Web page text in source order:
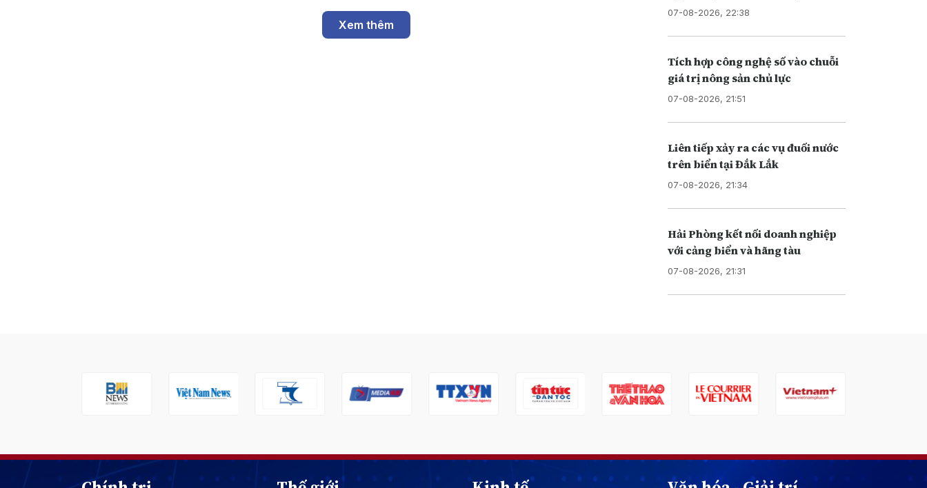
Xem thêm
07-08-2026, 22:38
Tích hợp công nghệ số vào chuỗi
giá trị nông sản chủ lực
07-08-2026, 21:51
Liên tiếp xảy ra các vụ đuối nước
trên biển tại Đắk Lắk
07-08-2026, 21:34
Hải Phòng kết nối doanh nghiệp
với cảng biển và hãng tàu
07-08-2026, 21:31